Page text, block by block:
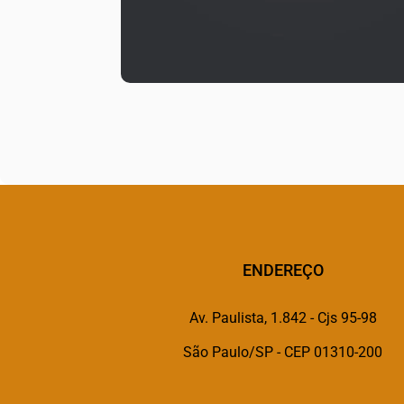
ENDEREÇO
Av. Paulista, 1.842 - Cjs 95-98
São Paulo/SP - CEP 01310-200